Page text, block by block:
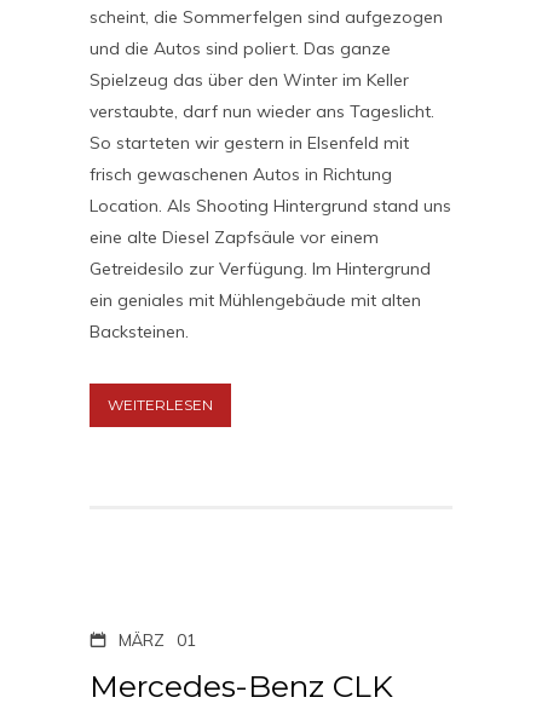
scheint, die Sommerfelgen sind aufgezogen
und die Autos sind poliert. Das ganze
Spielzeug das über den Winter im Keller
verstaubte, darf nun wieder ans Tageslicht.
So starteten wir gestern in Elsenfeld mit
frisch gewaschenen Autos in Richtung
Location. Als Shooting Hintergrund stand uns
eine alte Diesel Zapfsäule vor einem
Getreidesilo zur Verfügung. Im Hintergrund
ein geniales mit Mühlengebäude mit alten
Backsteinen.
WEITERLESEN
MÄRZ 01
Mercedes-Benz CLK